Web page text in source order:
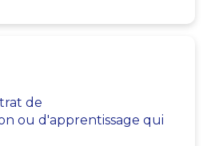
de
ou d'apprentissage qui